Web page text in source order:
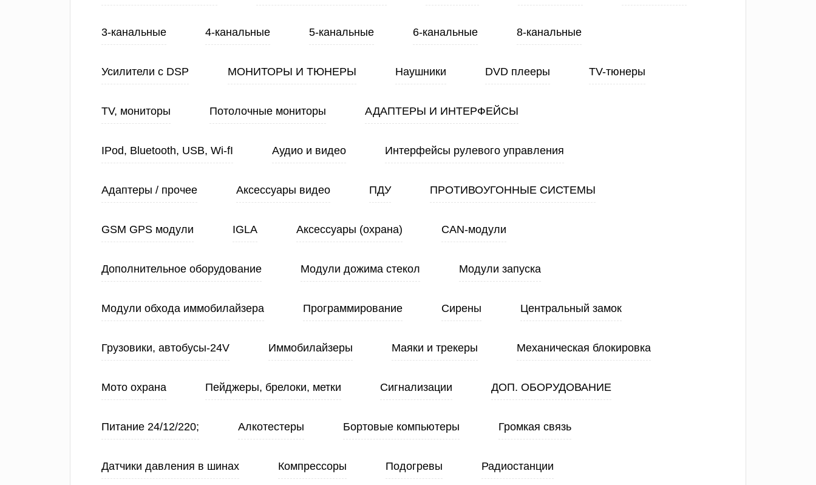
3-канальные 4-канальные 5-канальные 6-канальные 8-канальные
Усилители с DSP МОНИТОРЫ И ТЮНЕРЫ Наушники DVD плееры TV-тюнеры
TV, мониторы Потолочные мониторы АДАПТЕРЫ И ИНТЕРФЕЙСЫ
IPod, Bluetooth, USB, Wi-fI Аудио и видео Интерфейсы рулевого управления
Адаптеры / прочее Аксессуары видео ПДУ ПРОТИВОУГОННЫЕ СИСТЕМЫ
GSM GPS модули IGLA Аксессуары (охрана) CAN-модули
Дополнительное оборудование Модули дожима стекол Модули запуска
Модули обхода иммобилайзера Программирование Сирены Центральный замок
Грузовики, автобусы-24V Иммобилайзеры Маяки и трекеры Механическая блокировка
Мото охрана Пейджеры, брелоки, метки Сигнализации ДОП. ОБОРУДОВАНИЕ
Питание 24/12/220; Алкотестеры Бортовые компьютеры Громкая связь
Датчики давления в шинах Компрессоры Подогревы Радиостанции